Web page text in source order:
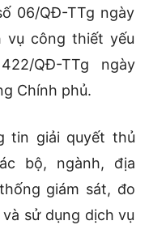
06/QĐ-TTg ngày
vụ công thiết yếu
QĐ-TTg ngày
Chính phủ.
tin giải quyết thủ
bộ, ngành, địa
giám sát, đo
sử dụng dịch vụ